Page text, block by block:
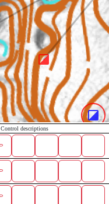
Control descriptions